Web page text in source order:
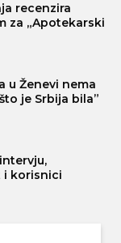
recenzira
za „Apotekarski
u Ženevi nema
je Srbija bila”
i korisnici